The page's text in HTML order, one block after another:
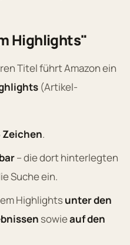
Highlights"
Titel führt Amazon ein
(Artikel-
Zeichen.
– die dort hinterlegten
Suche ein.
Highlightsunter den
sowieauf den